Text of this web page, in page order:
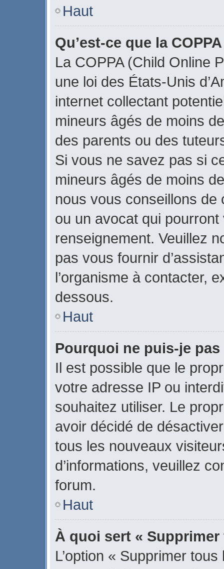
Haut
Qu’est-ce que la
La COPPA (Child Online
une loi des États-Unis
internet collectant
mineurs âgés de moins
des parents ou des
Si vous ne savez pas si
mineurs âgés de moins
nous vous conseillons de
ou un avocat qui
renseignement. Veuillez
pas vous fournir
l’organisme à contacter,
dessous.
Haut
Pourquoi ne puis-je pas
Il est possible que le
votre adresse IP ou
souhaitez utiliser. Le
avoir décidé de
tous les nouveaux
d’informations, veuillez
forum.
Haut
À quoi sert «
L’option « Supprimer